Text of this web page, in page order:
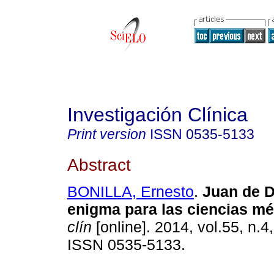
Investigación Clínica
Print version ISSN 0535-5133
Abstract
BONILLA, Ernesto. Juan de
enigma para las ciencias
clín [online]. 2014, vol.55,
ISSN 0535-5133.